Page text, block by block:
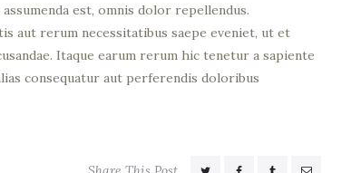
est, omnis dolor repellendus.
aut rerum necessitatibus saepe eveniet, ut et
Itaque earum rerum hic tenetur a sapiente
consequatur aut perferendis doloribus